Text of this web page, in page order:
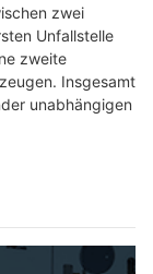
zwei
Unfallstelle
zweite
Insgesamt
unabhängigen